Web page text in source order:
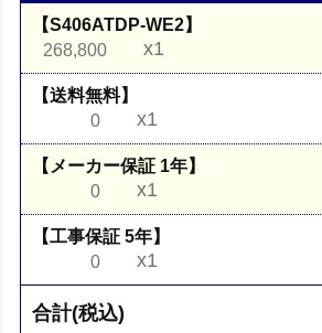
【S406ATDP-WE2】
268,800
x1
【送料無料】
0
x1
【メーカー保証 1年】
0
x1
【工事保証 5年】
0
x1
合計(税込)